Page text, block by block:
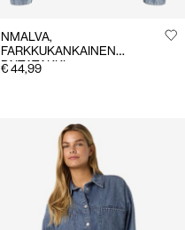
NMALVA,
FARKKUKANKAINEN
PAITATAKKI
€ 44,99